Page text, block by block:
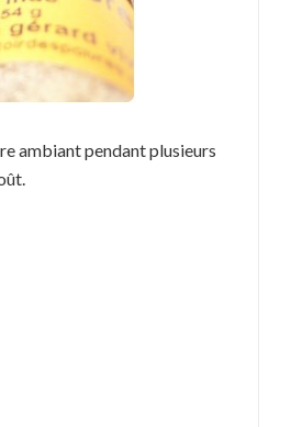
ambiant pendant plusieurs